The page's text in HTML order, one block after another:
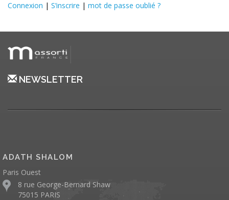
Connexion | S’inscrire | mot de passe oublié ?
NEWSLETTER
ADATH SHALOM
Paris Ouest
8 rue George-Bernard Shaw
75015 PARIS